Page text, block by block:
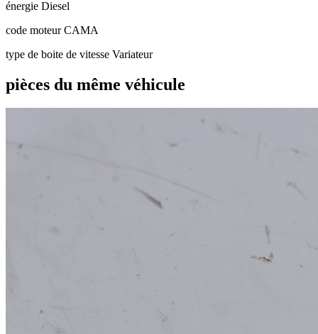
énergie Diesel
code moteurCAMA
type de boite de vitesse Variateur
pièces du même véhicule